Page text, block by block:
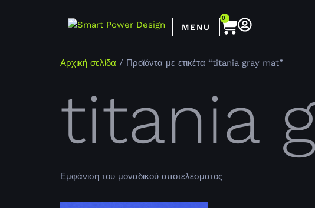
MENU
0
Αρχική σελίδα / Προϊόντα με ετικέτα “titania gray mat”
titania
Εμφάνιση του μοναδικού αποτελέσματος